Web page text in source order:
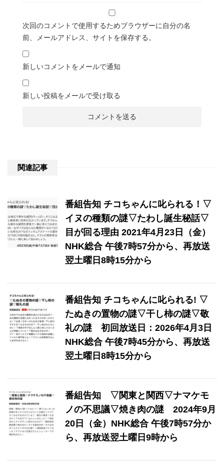
次回のコメントで使用するためブラウザーに自分の名
前、メールアドレス、サイトを保存する。
新しいコメントをメールで通知
新しい投稿をメールで受け取る
関連記事
番組告知 チコちゃんに叱られる！▽
イヌの種類の謎▽たわし誕生秘話▽
目が回る理由 2021年4月23日（金）
NHK総合 午後7時57分から、再放送
翌土曜日8時15分から
番組告知 チコちゃんに叱られる! ▽
たぬきの置物の謎▽干し柿の謎▽敬
礼の謎 初回放送日：2026年4月3日
NHK総合 午後7時45分から、再放送
翌土曜日8時15分から
番組告知 ▽関東と関西▽ナマケモ
ノの不思議▽焼き肉の謎 2024年9月
20日（金）NHK総合 午後7時57分か
ら、再放送翌土曜日9時から